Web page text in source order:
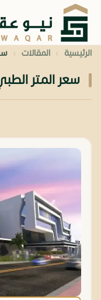
الرئيسية › المقالات ›
سعر المتر